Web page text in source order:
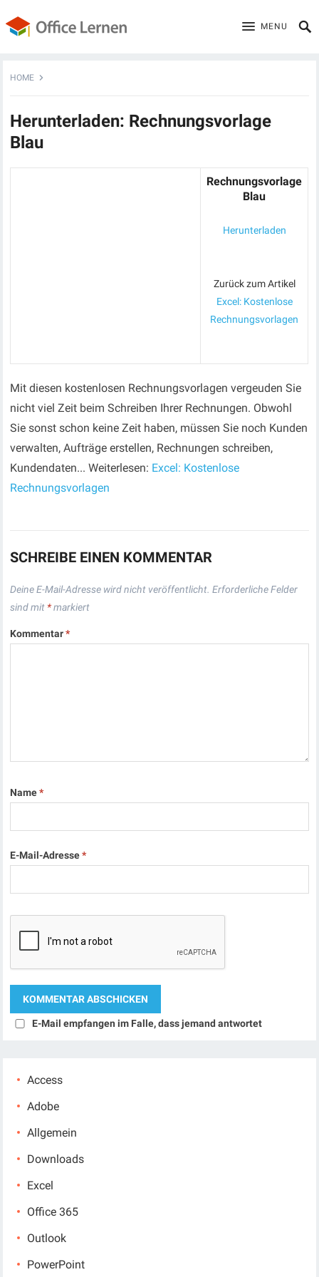
MENU
HOME
Herunterladen: Rechnungsvorlage
Blau
Rechnungsvorlage
Blau
Herunterladen
Zurück zum Artikel
Excel: Kostenlose
Rechnungsvorlagen
Mit diesen kostenlosen Rechnungsvorlagen vergeuden Sie
nicht viel Zeit beim Schreiben Ihrer Rechnungen. Obwohl
Sie sonst schon keine Zeit haben, müssen Sie noch Kunden
verwalten, Aufträge erstellen, Rechnungen schreiben,
Kundendaten... Weiterlesen: Excel: Kostenlose
Rechnungsvorlagen
SCHREIBE EINEN KOMMENTAR
Deine E-Mail-Adresse wird nicht veröffentlicht. Erforderliche Felder
sind mit *markiert
Kommentar*
Name*
E-Mail-Adresse*
E-Mail empfangen im Falle, dass jemand antwortet
Access
Adobe
Allgemein
Downloads
Excel
Office 365
Outlook
PowerPoint